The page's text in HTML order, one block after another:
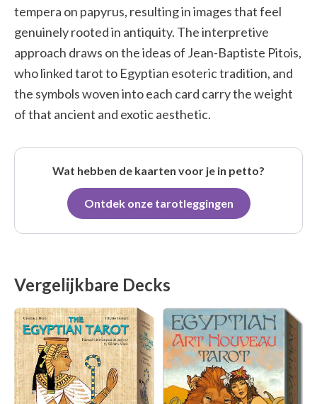
tempera on papyrus, resulting in images that feel
genuinely rooted in antiquity. The interpretive
approach draws on the ideas of Jean-Baptiste Pitois,
who linked tarot to Egyptian esoteric tradition, and
the symbols woven into each card carry the weight
of that ancient and exotic aesthetic.
Wat hebben de kaarten voor je in petto?
Ontdek onze tarotleggingen
Vergelijkbare Decks